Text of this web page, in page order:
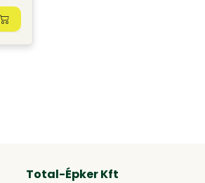
Total-Épker Kft